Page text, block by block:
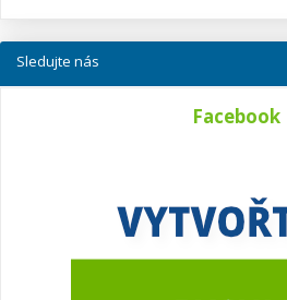
Sledujte nás
Facebook